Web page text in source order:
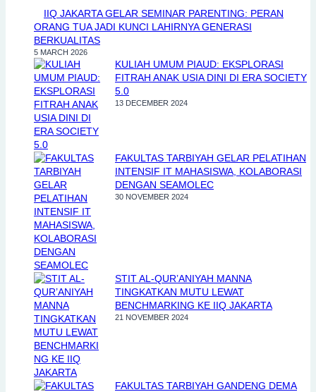
IIQ JAKARTA GELAR SEMINAR PARENTING: PERAN
ORANG TUA JADI KUNCI LAHIRNYA GENERASI
BERKUALITAS
5 MARCH 2026
KULIAH UMUM PIAUD: EKSPLORASI
FITRAH ANAK USIA DINI DI ERA SOCIETY
5.0
13 DECEMBER 2024
FAKULTAS TARBIYAH GELAR PELATIHAN
INTENSIF IT MAHASISWA, KOLABORASI
DENGAN SEAMOLEC
30 NOVEMBER 2024
STIT AL-QUR’ANIYAH MANNA
TINGKATKAN MUTU LEWAT
BENCHMARKING KE IIQ JAKARTA
21 NOVEMBER 2024
FAKULTAS TARBIYAH GANDENG DEMA